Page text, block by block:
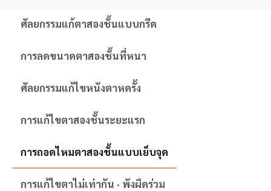
ศัลยกรรมแก้ตาสองชั้นแบบกรีด
การลดขนาดตาสองชั้นที่หนา
ศัลยกรรมแก้ไขหนังตาหดรั้ง
การแก้ไขตาสองชั้นระยะแรก
การถอดไหมตาสองชั้นแบบเย็บจุด
การแก้ไขตาไม่เท่ากัน · พังผืดร่วม